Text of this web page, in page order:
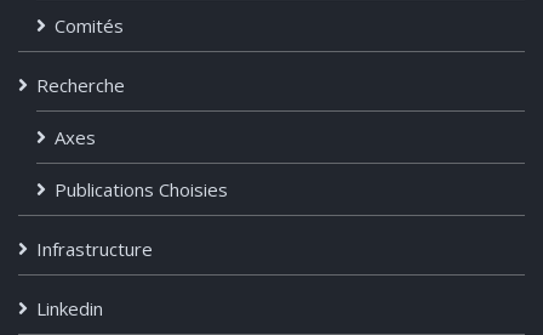
Comités
Recherche
Axes
Publications Choisies
Infrastructure
Linkedin